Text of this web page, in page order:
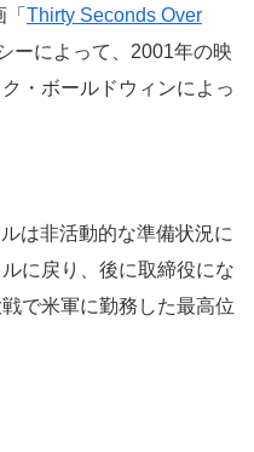
Thirty Seconds Over
ーによって、2001年の映
・ボールドウィンによっ
は非活動的な準備状況に
に戻り、後に取締役にな
で米軍に勤務した最高位